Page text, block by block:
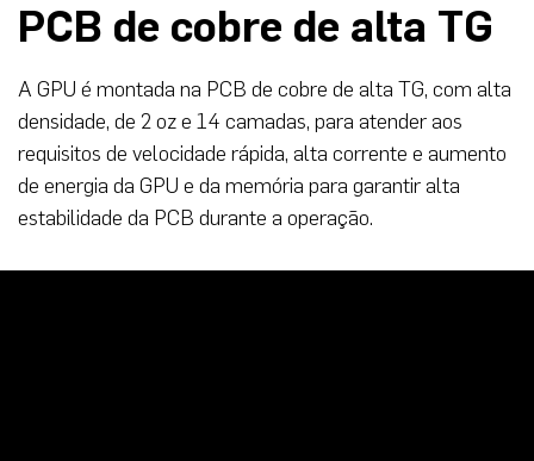
PCB de cobre de alta TG
A GPU é montada na PCB de cobre de alta TG, com alta
densidade, de 2 oz e 14 camadas, para atender aos
requisitos de velocidade rápida, alta corrente e aumento
de energia da GPU e da memória para garantir alta
estabilidade da PCB durante a operação.